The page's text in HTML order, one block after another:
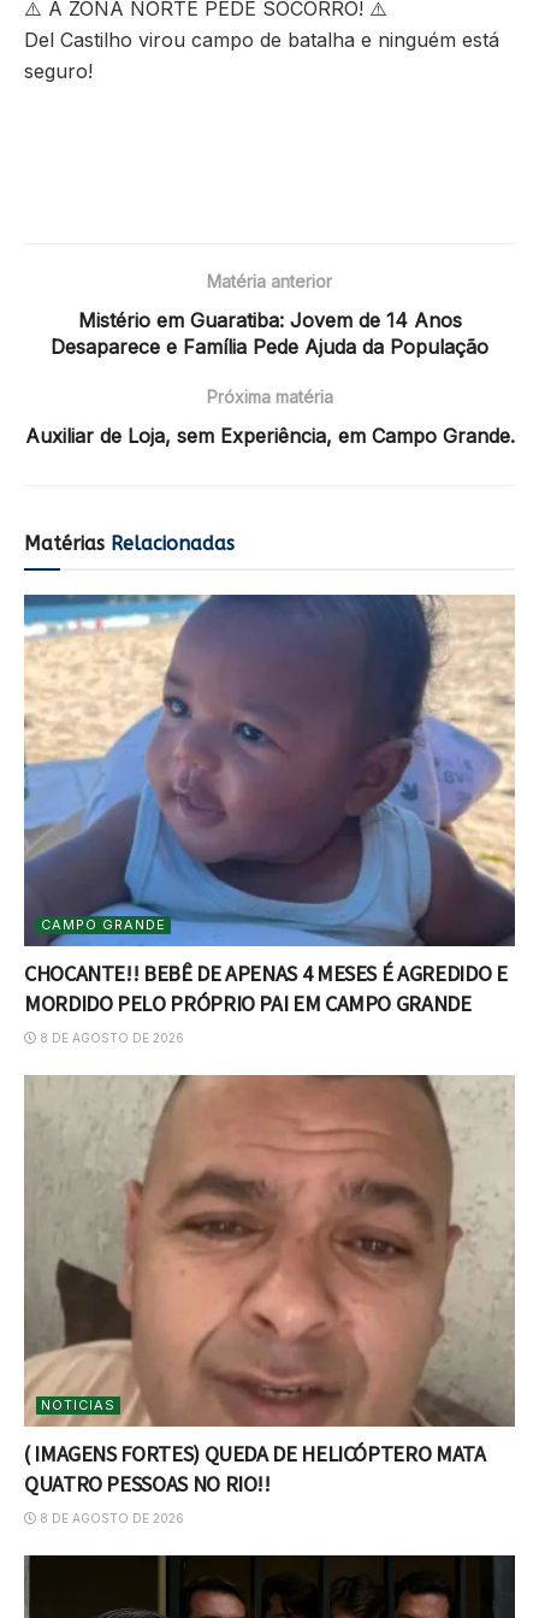
⚠️ A ZONA NORTE PEDE SOCORRO! ⚠️
Del Castilho virou campo de batalha e ninguém está
seguro!
Matéria anterior
Mistério em Guaratiba: Jovem de 14 Anos
Desaparece e Família Pede Ajuda da População
Próxima matéria
Auxiliar de Loja, sem Experiência, em Campo Grande.
Matérias Relacionadas
CAMPO GRANDE
CHOCANTE!! BEBÊ DE APENAS 4 MESES É AGREDIDO E
MORDIDO PELO PRÓPRIO PAI EM CAMPO GRANDE
8 DE AGOSTO DE 2026
NOTICIAS
( IMAGENS FORTES) QUEDA DE HELICÓPTERO MATA
QUATRO PESSOAS NO RIO!!
8 DE AGOSTO DE 2026